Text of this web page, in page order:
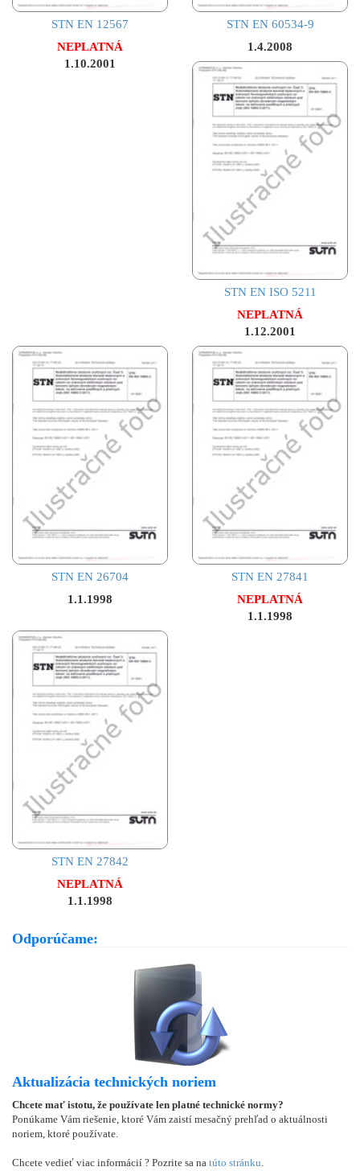
STN EN 12567
NEPLATNÁ
1.10.2001
STN EN 60534-9
1.4.2008
STN EN ISO 5211
NEPLATNÁ
1.12.2001
STN EN 26704
1.1.1998
STN EN 27841
NEPLATNÁ
1.1.1998
STN EN 27842
NEPLATNÁ
1.1.1998
Odporúčame:
Aktualizácia technických noriem
Chcete mať istotu, že používate len platné technické normy?
Ponúkame Vám riešenie, ktoré Vám zaistí mesačný prehľad o aktuálnosti
noriem, ktoré používate.
Chcete vedieť viac informácií ? Pozrite sa na túto stránku